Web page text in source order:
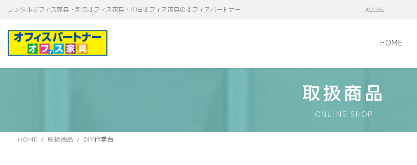
テ
ゲ
レンタルオフィス家具・新品オフィス家具・中古オフィス家具のオフィスパートナー ACCESS
HOME
取扱商品
ONLINE SHOP
HOME 取扱商品 DIY作業台